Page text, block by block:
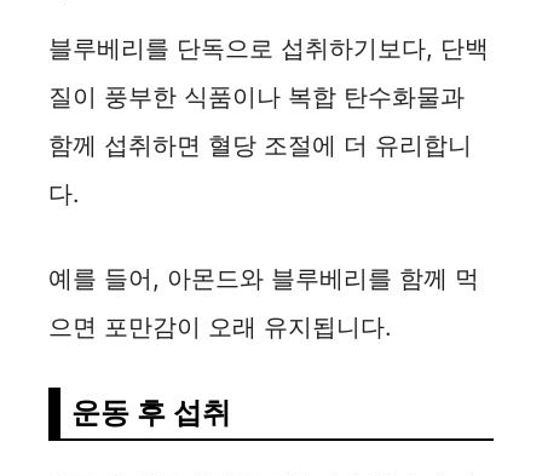
블루베리를 단독으로 섭취하기보다, 단백
질이 풍부한 식품이나 복합 탄수화물과
함께 섭취하면 혈당 조절에 더 유리합니
다.
예를 들어, 아몬드와 블루베리를 함께 먹
으면 포만감이 오래 유지됩니다.
운동 후 섭취